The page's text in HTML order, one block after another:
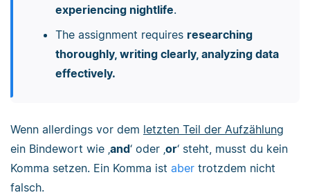
experiencing nightlife.
The assignment requires researching
thoroughly, writing clearly, analyzing data
effectively.
Wenn allerdings vor dem letzten Teil der Aufzählung
ein Bindewort wie ‚ and‘ oder ‚ or‘ steht, musst du kein
Komma setzen. Ein Komma ist aber trotzdem nicht
falsch.